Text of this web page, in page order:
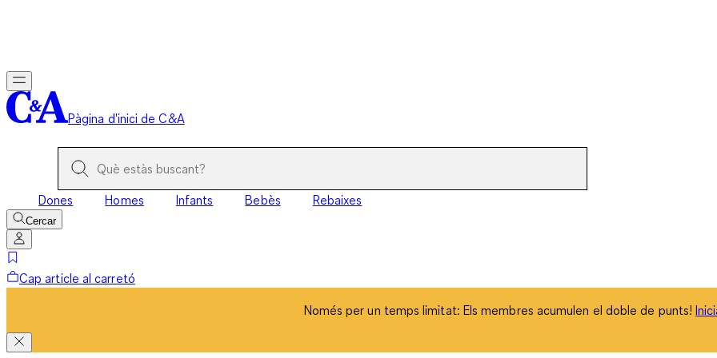
Pàgina d'inici de C&A
Dones Homes Infants Bebès Rebaixes
Cercar
Cap article al carretó
Només per un temps limitat: Els membres acumulen el doble de punts!